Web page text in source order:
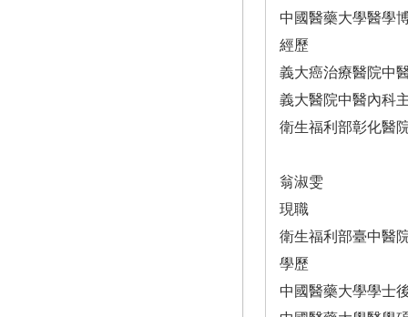
中國醫藥大學醫學
經歷
義大癌治療醫院中
義大醫院中醫內科
衛生福利部彰化醫
翁淑雯
現職
衛生福利部臺中醫
學歷
中國醫藥大學學士